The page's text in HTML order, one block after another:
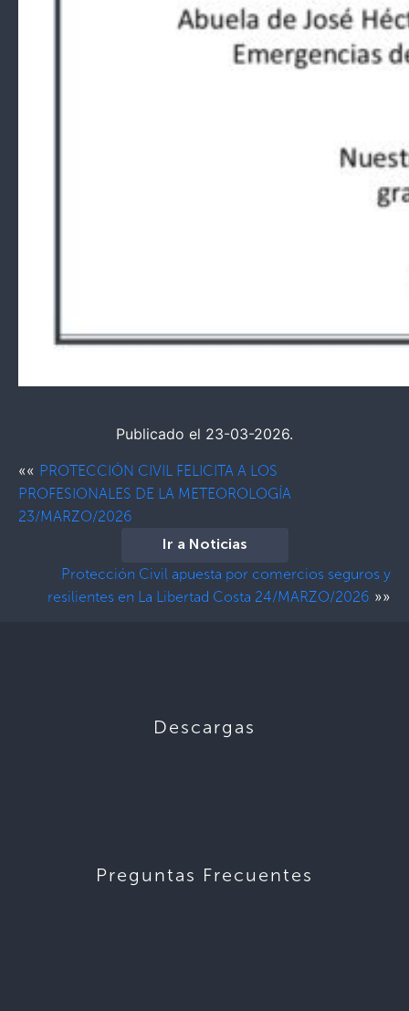
Publicado el 23-03-2026.
«« PROTECCIÓN CIVIL FELICITA A LOS
PROFESIONALES DE LA METEOROLOGÍA
23/MARZO/2026
Ir a Noticias
Protección Civil apuesta por comercios seguros y
resilientes en La Libertad Costa 24/MARZO/2026 »»
Descargas
Preguntas Frecuentes